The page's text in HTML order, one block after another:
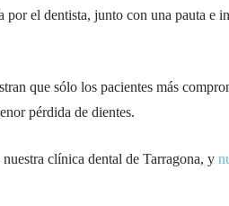
el dentista, junto con una pauta e
que sólo los pacientes más
pérdida de dientes.
clínica dental de Tarragona, y